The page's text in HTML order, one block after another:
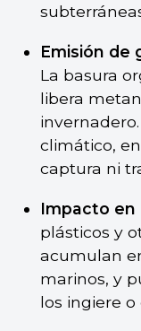
Emisión de
La basura
libera
climático,
captura ni
Impacto en
plásticos y
acumulan
marinos, y
los ingiere